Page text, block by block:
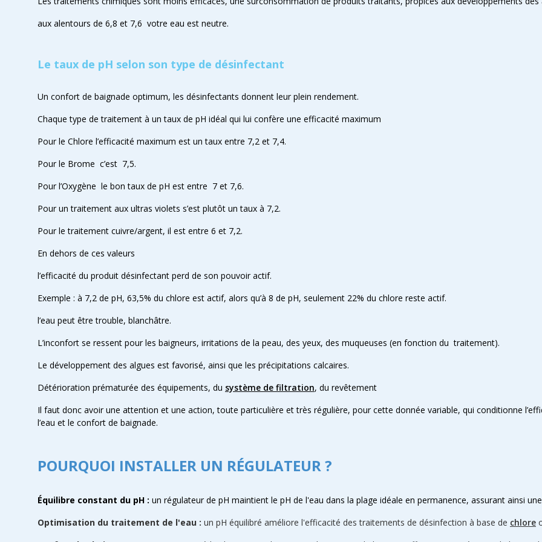
aux alentours de 6,8 et 7,6 votre eau est neutre.
Le taux de pH selon son type de désinfectant
Un confort de baignade optimum, les désinfectants donnent leur plein rendement.
Chaque type de traitement à un taux de pH idéal qui lui confère une efficacité maximum
Pour le Chlore l’efficacité maximum est un taux entre 7,2 et 7,4.
Pour le Brome c’est 7,5.
Pour l’Oxygène le bon taux de pH est entre 7 et 7,6.
Pour un traitement aux ultras violets s’est plutôt un taux à 7,2.
Pour le traitement cuivre/argent, il est entre 6 et 7,2.
En dehors de ces valeurs
l’efficacité du produit désinfectant perd de son pouvoir actif.
Exemple : à 7,2 de pH, 63,5% du chlore est actif, alors qu’à 8 de pH, seulement 22% du chlore reste actif.
l’eau peut être trouble, blanchâtre.
L’inconfort se ressent pour les baigneurs, irritations de la peau, des yeux, des muqueuses (en fonction du traitement).
Le développement des algues est favorisé, ainsi que les précipitations calcaires.
Détérioration prématurée des équipements, du système de filtration, du revêtement
Il faut donc avoir une attention et une action, toute particulière et très régulière, pour cette donnée variable, qui conditionne
l’eau et le confort de baignade.
POURQUOI INSTALLER UN RÉGULATEUR ?
Équilibre constant du pH : un régulateur de pH maintient le pH de l'eau dans la plage idéale en permanence, assurant ainsi
Optimisation du traitement de l'eau : un pH équilibré améliore l'efficacité des traitements de désinfection à base de chlore